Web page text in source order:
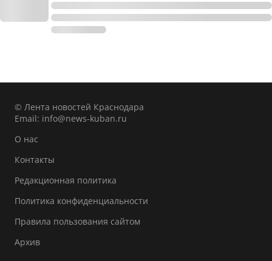
© Лента новостей Краснодара
Email: info@news-kuban.ru
О нас
Контакты
Редакционная политика
Политика конфиденциальности
Правила пользования сайтом
Архив